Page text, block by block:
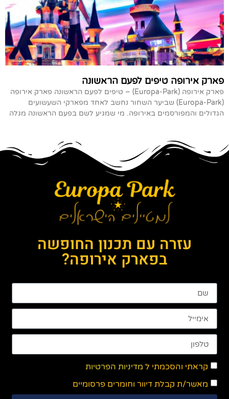
פארק אירופה טיפים לפעם הראשונה
פארק אירופה (Europa-Park) – טיפים לפעם הראשונה פארק אירופה
(Europa-Park) שביער השחור נחשב לאחד מפארקי השעשועים
הגדולים והמפורסמים באירופה. מי שמגיע לשם בפעם הראשונה מגלה
עזרה עם תכנון החופשה
בפארק אירופה?
קראתי והסכמתי ל מדיניות הפרטיות
מאשר/ת קבלת דיוור וחומרים פרסומיים